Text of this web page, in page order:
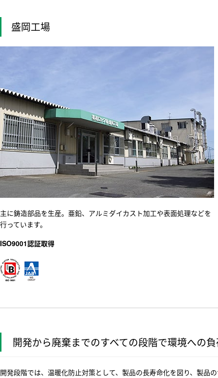
盛岡工場
主に鋳造部品を生産。亜鉛、アルミダイカスト加工や表面処理などを
行っています。
ISO9001認証取得
開発から廃棄までのすべての段階で環境への
開発段階では、温暖化防止対策として、製品の長寿命化を図り、製品